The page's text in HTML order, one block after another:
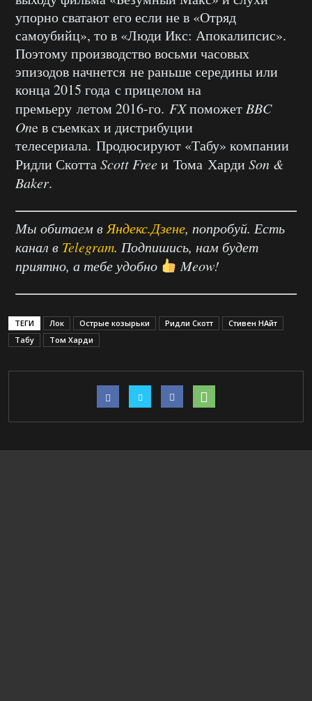
упорно сватают его если не в «Отряд
самоубийц», то в «Люди Икс: Апокалипсис».
Поэтому производство восьми часовых
эпизодов начнется не раньше середины или
конца 2015 года с прицелом на
премьеру летом 2016-го. FXпоможет BBC
One в съемках и дистрибуции
телесериала. Продюсируют «Табу» компании
Ридли СкоттаScott Freeи Тома Харди Son &
Baker.
Мы обитаем в Яндекс.Дзене, попробуй. Есть
канал в Telegram. Подпишись, нам будет
приятно, а тебе удобно
Meow!
ТЕГИ Лок Острые козырьки Ридли Скотт
Стивен НАйт
Табу
Том Харди